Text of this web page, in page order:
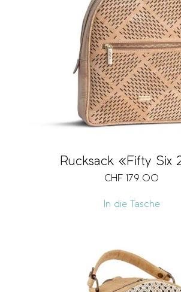
Rucksack «Fifty Six
CHF 179.00
In die Tasche